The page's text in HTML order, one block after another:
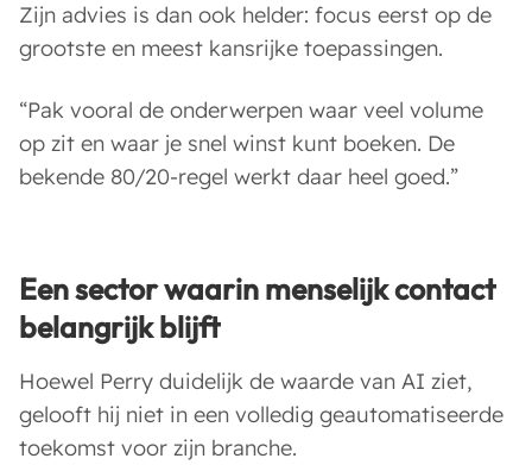
Zijn advies is dan ook helder: focus eerst op de
grootste en meest kansrijke toepassingen.
“Pak vooral de onderwerpen waar veel volume
op zit en waar je snel winst kunt boeken. De
bekende 80/20-regel werkt daar heel goed.”
Een sector waarin menselijk contact
belangrijk blijft
Hoewel Perry duidelijk de waarde van AI ziet,
gelooft hij niet in een volledig geautomatiseerde
toekomst voor zijn branche.